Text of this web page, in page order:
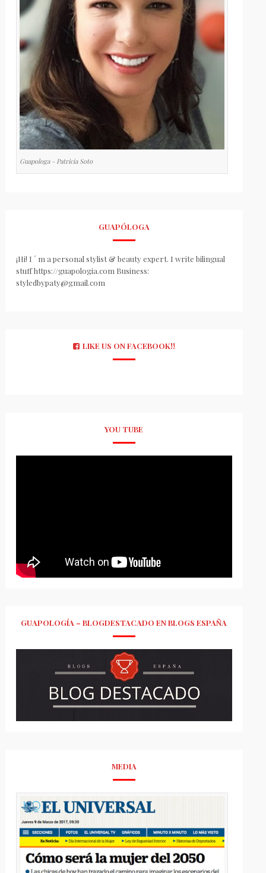
Guapologa - Patricia Soto
GUAPÓLOGA
¡Hi! I ´ m a personal stylist & beauty expert. I write bilingual
stuff https://guapologia.com Business:
styledbypaty@gmail.com
LIKE US ON FACEBOOK!!
YOU TUBE
GUAPOLOGÍA – BLOGDESTACADO EN BLOGS ESPAÑA
MEDIA